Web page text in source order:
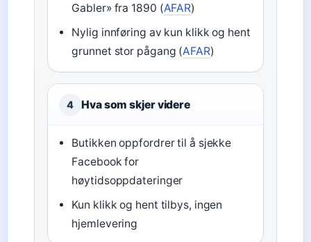
Gabler» fra 1890 (AFAR)
Nylig innføring av kun klikk og hent
grunnet stor pågang (AFAR)
4 Hva som skjer videre
Butikken oppfordrer til å sjekke
Facebook for
høytidsoppdateringer
Kun klikk og hent tilbys, ingen
hjemlevering